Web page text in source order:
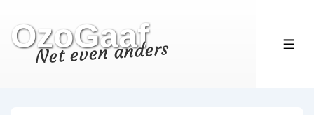
Doorgaan
naar
hoofdinhoud
OzoGaaf
Net even anders